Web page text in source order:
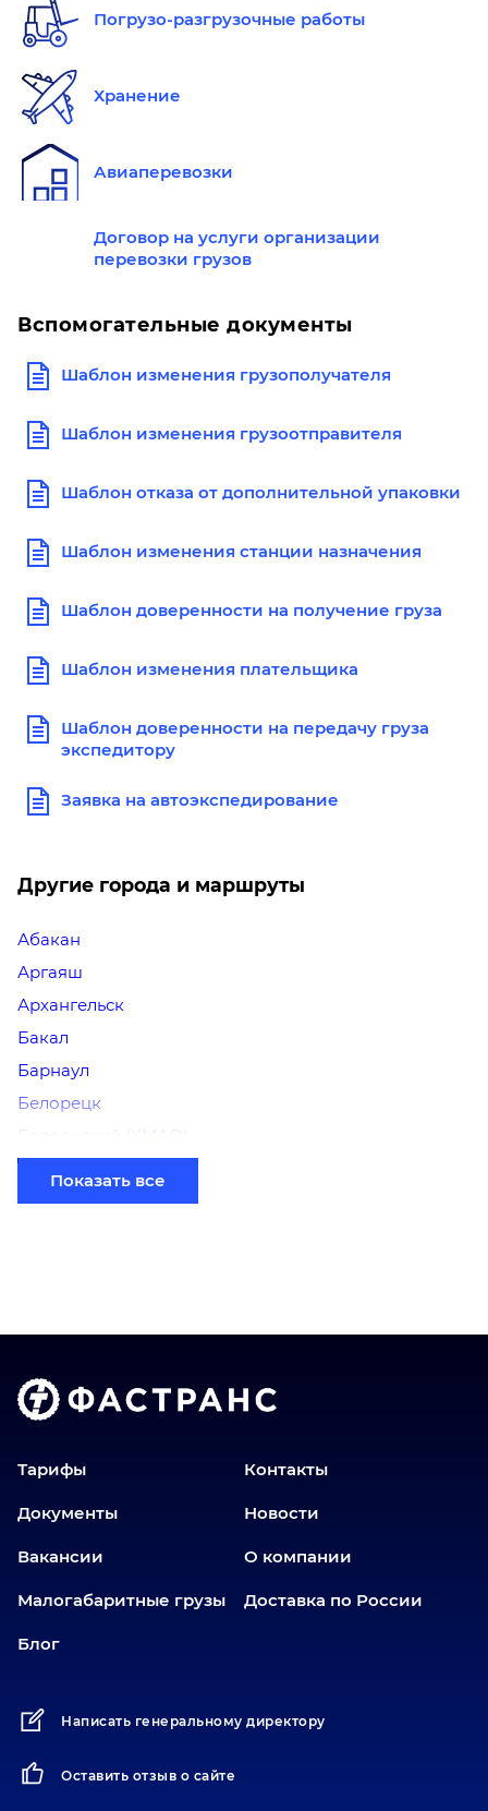
Погрузо-разгрузочные работы
Хранение
Авиаперевозки
Договор на услуги организации
перевозки грузов
Вспомогательные документы
Шаблон изменения грузополучателя
Шаблон изменения грузоотправителя
Шаблон отказа от дополнительной упаковки
Шаблон изменения станции назначения
Шаблон доверенности на получение груза
Шаблон изменения плательщика
Шаблон доверенности на передачу груза
экспедитору
Заявка на автоэкспедирование
Другие города и маршруты
Абакан
Аргаяш
Архангельск
Бакал
Барнаул
Белорецк
Белоярский (ХМАО)
Березники
Бийск
Волгоград
Донецк
Еманжелинск
Заводоуковск
Златоуст
Иваново
Казань
Калининград
Карабаш
Показать все
Тарифы Контакты
Документы Новости
Вакансии О компании
Малогабаритные грузы Доставка по России
Блог
Написать генеральному директору
Оставить отзыв о сайте